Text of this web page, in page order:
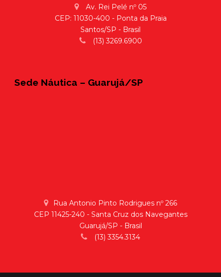
Av. Rei Pelé nº 05
CEP: 11030-400 - Ponta da Praia
Santos/SP - Brasil
(13) 3269.6900
Sede Náutica – Guarujá/SP
Rua Antonio Pinto Rodrigues nº 266
CEP 11425-240 - Santa Cruz dos Navegantes
Guarujá/SP - Brasil
(13) 3354.3134